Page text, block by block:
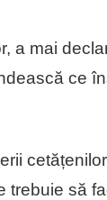
a mai
ce
trebuie să